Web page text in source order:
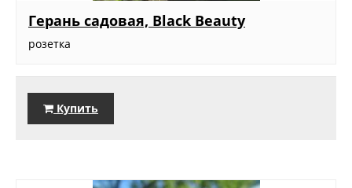
Герань садовая, Black Beauty
розетка
Купить